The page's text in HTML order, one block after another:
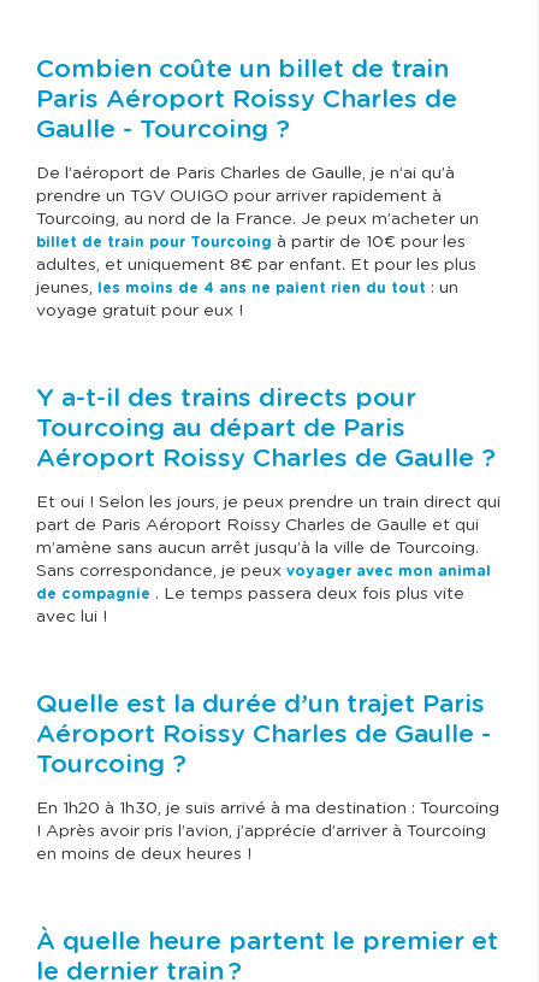
Combien coûte un billet de train
Paris Aéroport Roissy Charles de
Gaulle - Tourcoing ?
De l’aéroport de Paris Charles de Gaulle, je n’ai qu’à
prendre un TGV OUIGO pour arriver rapidement à
Tourcoing, au nord de la France. Je peux m’acheter un
billet de train pour Tourcoing à partir de 10€ pour les
adultes, et uniquement 8€ par enfant. Et pour les plus
jeunes, les moins de 4 ans ne paient rien du tout : un
voyage gratuit pour eux !
Y a-t-il des trains directs pour
Tourcoing au départ de Paris
Aéroport Roissy Charles de Gaulle ?
Et oui ! Selon les jours, je peux prendre un train direct qui
part de Paris Aéroport Roissy Charles de Gaulle et qui
m’amène sans aucun arrêt jusqu’à la ville de Tourcoing.
Sans correspondance, je peux voyager avec mon animal
de compagnie . Le temps passera deux fois plus vite
avec lui !
Quelle est la durée d’un trajet Paris
Aéroport Roissy Charles de Gaulle -
Tourcoing ?
En 1h20 à 1h30, je suis arrivé à ma destination : Tourcoing
! Après avoir pris l’avion, j’apprécie d’arriver à Tourcoing
en moins de deux heures !
À quelle heure partent le premier et
le dernier train ?